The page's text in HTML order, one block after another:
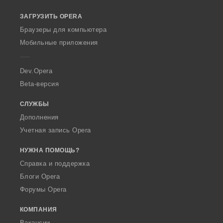
w
O
p
a
ЗАГРУЗИТЬ OPERA
Браузеры для компьютера
Мобильные приложения
Dev.Opera
Beta-версия
СЛУЖБЫ
Дополнения
Учетная запись Opera
НУЖНА ПОМОЩЬ?
Справка и поддержка
Блоги Opera
Форумы Opera
КОМПАНИЯ